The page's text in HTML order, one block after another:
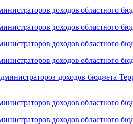
доходов областного
доходов областного
доходов областного
доходов областного
доходов бюджета
доходов областного
доходов областного